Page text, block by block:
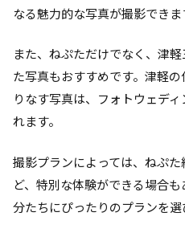
なる魅力的な写真が撮影できま
また、ねぷただけでなく、津
た写真もおすすめです。津軽
りなす写真は、フォトウェデ
れます。
撮影プランによっては、ねぷ
ど、特別な体験ができる場合
分たちにぴったりのプランを選